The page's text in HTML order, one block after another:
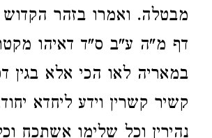
מבטלה. ואמרו בזהר
דף מ"ה ע"ב ס"ד דאיהו
במאריה לאו הכי אלא בגין
קשיר קשרין וידע ליחדא